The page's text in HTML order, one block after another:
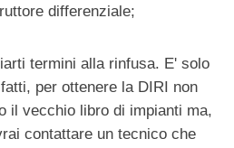
differenziale;
termini alla rinfusa. E' solo
per ottenere la DIRI non
il vecchio libro di impianti ma,
contattare un tecnico che